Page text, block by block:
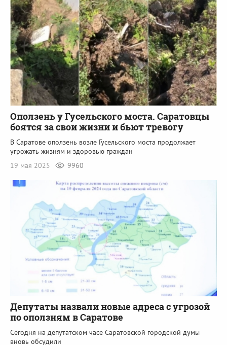
Оползень у Гусельского моста. Саратовцы
боятся за свои жизни и бьют тревогу
В Саратове оползень возле Гусельского моста продолжает
угрожать жизням и здоровью граждан
19 мая 2025
9960
Депутаты назвали новые адреса с угрозой
по оползням в Саратове
Сегодня на депутатском часе Саратовской городской думы
вновь обсудили